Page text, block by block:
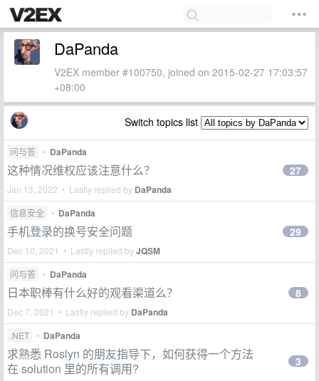
DaPanda
V2EX member #100750, joined on 2015-02-27 17:03:57
+08:00
Switch topics list
问与答 • DaPanda
这种情况维权应该注意什么？
Jan 13, 2022 • Lastly replied by DaPanda
27
信息安全 • DaPanda
手机登录的换号安全问题
Dec 10, 2021 • Lastly replied byJQSM
29
问与答 • DaPanda
日本职棒有什么好的观看渠道么？
Dec 7, 2021 • Lastly replied by DaPanda
8
.NET • DaPanda
求熟悉 Roslyn 的朋友指导下，如何获得一个方法
在 solution 里的所有调用?
3